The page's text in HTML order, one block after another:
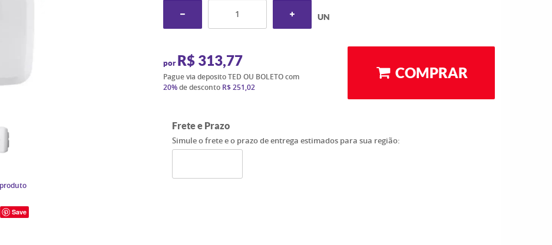
Save
UN
por R$ 313,77
Pague via deposito TED OU BOLETO com
20%de desconto R$ 251,02
COMPRAR
Frete e Prazo
Simule o frete e o prazo de entrega estimados para sua região: